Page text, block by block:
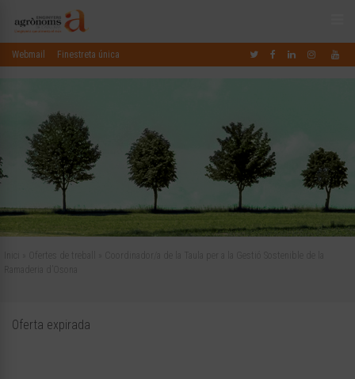
Webmail Finestreta única
Oferta expirada